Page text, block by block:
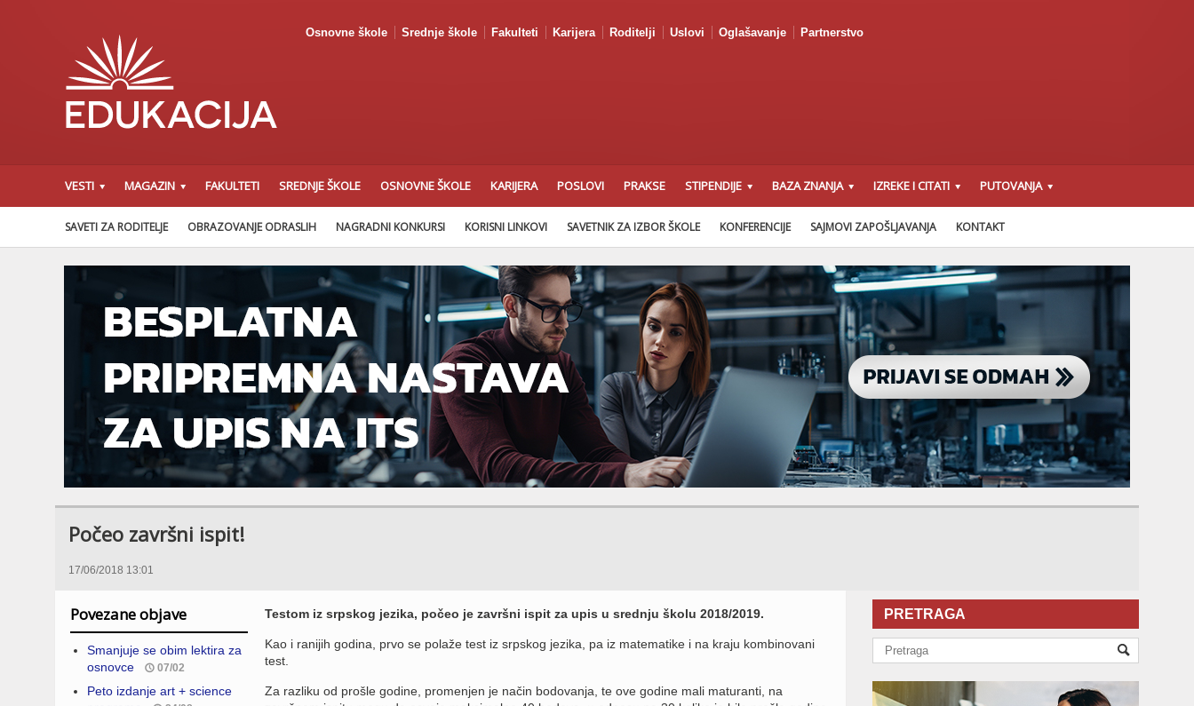
Osnovne škole Srednje škole Fakulteti Karijera Roditelji Uslovi Oglašavanje Partnerstvo
VESTI MAGAZIN FAKULTETI SREDNJE ŠKOLE OSNOVNE ŠKOLE KARIJERA POSLOVI PRAKSE STIPENDIJE BAZA ZNANJA IZREKE I CITATI PUTOVANJA
SAVETI ZA RODITELJE OBRAZOVANJE ODRASLIH NAGRADNI KONKURSI KORISNI LINKOVI SAVETNIK ZA IZBOR ŠKOLE KONFERENCIJE SAJMOVI ZAPOŠLJAVANJA KONTAKT
Počeo završni ispit!
17/06/2018 13:01
Povezane objave
Smanjuje se obim lektira za
osnovce
07/02
Peto izdanje art + science
Testom iz srpskog jezika, počeo je završni ispit za upis u srednju školu 2018/2019.
Kao i ranijih godina, prvo se polaže test iz srpskog jezika, pa iz matematike i na kraju kombinovani
test.
Za razliku od prošle godine, promenjen je način bodovanja, te ove godine mali maturanti, na
PRETRAGA